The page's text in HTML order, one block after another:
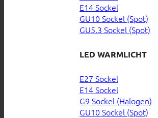
E14 Sockel
GU10 Sockel (Spot)
GU5.3 Sockel (Spot)
LED WARMLICHT
E27 Sockel
E14 Sockel
G9 Sockel (Halogen)
GU10 Sockel (Spot)